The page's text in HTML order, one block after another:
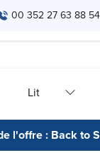
00 352 27 63 88 54
Lit
l'offre : Back to